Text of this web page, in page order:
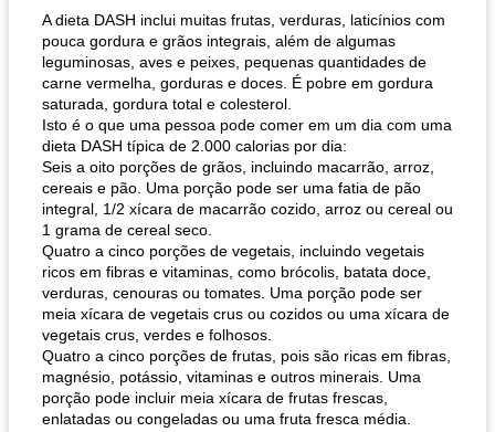
A dieta DASH inclui muitas frutas, verduras, laticínios com
pouca gordura e grãos integrais, além de algumas
leguminosas, aves e peixes, pequenas quantidades de
carne vermelha, gorduras e doces. É pobre em gordura
saturada, gordura total e colesterol.
Isto é o que uma pessoa pode comer em um dia com uma
dieta DASH típica de 2.000 calorias por dia:
Seis a oito porções de grãos, incluindo macarrão, arroz,
cereais e pão. Uma porção pode ser uma fatia de pão
integral, 1/2 xícara de macarrão cozido, arroz ou cereal ou
1 grama de cereal seco.
Quatro a cinco porções de vegetais, incluindo vegetais
ricos em fibras e vitaminas, como brócolis, batata doce,
verduras, cenouras ou tomates. Uma porção pode ser
meia xícara de vegetais crus ou cozidos ou uma xícara de
vegetais crus, verdes e folhosos.
Quatro a cinco porções de frutas, pois são ricas em fibras,
magnésio, potássio, vitaminas e outros minerais. Uma
porção pode incluir meia xícara de frutas frescas,
enlatadas ou congeladas ou uma fruta fresca média.